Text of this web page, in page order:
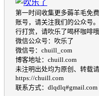
第一时间收集更多薅羊毛免
账号，请关注我们的公众号
行打赏，请吹乐了喝杯咖啡
微信公众号：吹乐了
微信号：chuill_com
博客地址：chuill.com
未注明出处均为原创、转载
https://chuill.com
联系方式：dlqdlq#gmail.com